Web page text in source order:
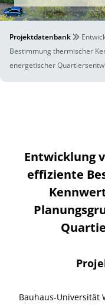
Projektdatenbank
Bestimmung thermischer
energetischer
Entwicklung
effiziente
Bauhaus-Universität